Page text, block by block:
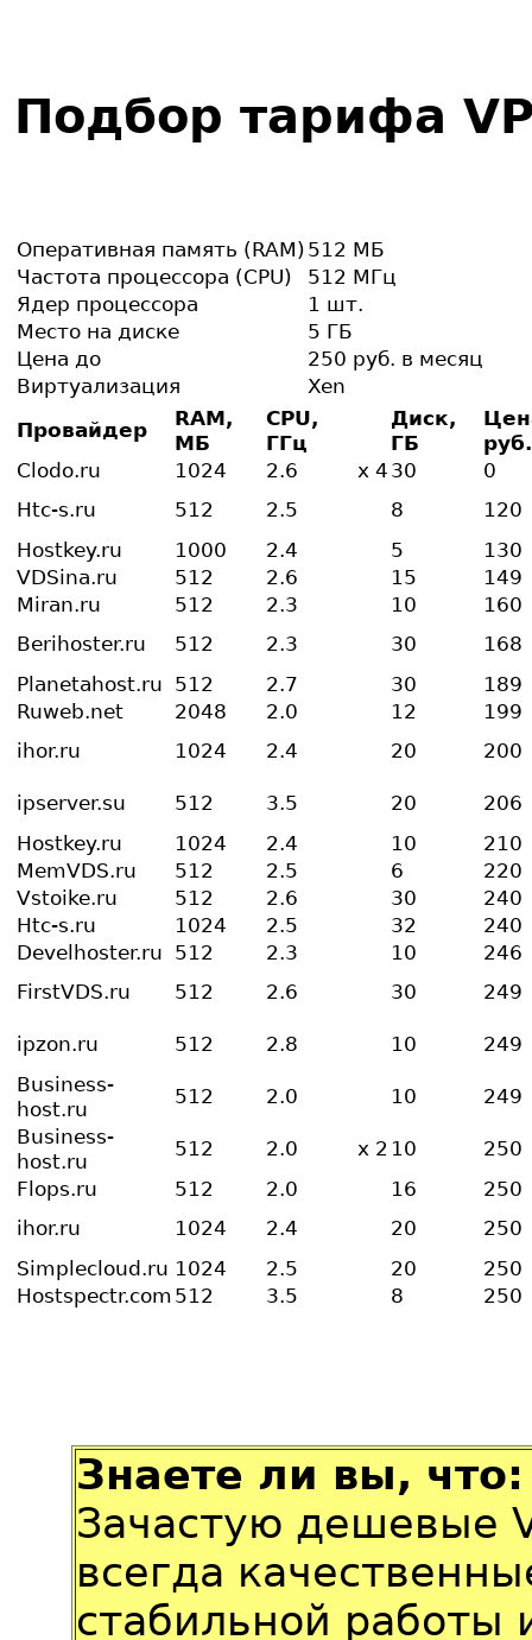
Подбор тарифа
Оперативная память (RAM) 512 МБ
Частота процессора (CPU)
512 МГц
Ядер процессора
1 шт.
Место на диске
5 ГБ
Цена до
250 руб. в месяц
Виртуализация
Xen
Провайдер
RAM,
МБ
CPU,
ГГц
Диск,
ГБ
руб.
Clodo.ru
1024 2.6 x 4 30
0
Htc-s.ru
512 2.5 8
120
Hostkey.ru
1000 2.4 5
130
VDSina.ru
512 2.6 15
149
Miran.ru
512 2.3 10
160
Berihoster.ru
512 2.3 30
168
Planetahost.ru 512 2.7 30
189
Ruweb.net
2048 2.0 12
199
ihor.ru
1024 2.4 20 200
ipserver.su 512 3.5 20
206
Hostkey.ru
1024 2.4 10
210
MemVDS.ru
512 2.5 6
220
Vstoike.ru
512 2.6 30
240
Htc-s.ru
1024 2.5 32
240
Develhoster.ru 512 2.3 10
246
FirstVDS.ru
512 2.6 30 249
ipzon.ru 512 2.8 10
249
Business-
host.ru
512 2.0 10
249
Business-
host.ru
512 2.0 x 2 10
250
Flops.ru
512 2.0 16
250
ihor.ru
1024 2.4 20
250
Simplecloud.ru 1024 2.5 20
250
Hostspectr.com 512 3.5 8 250
Знаете ли вы, что:
Зачастую дешевые
всегда
стабильной работы